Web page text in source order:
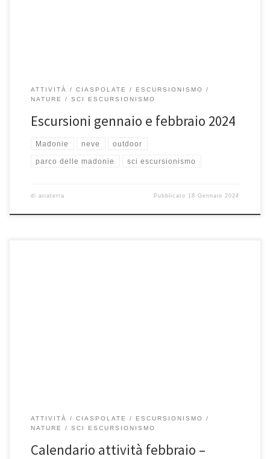
ATTIVITÀ CIASPOLATE
ESCURSIONISMO
NATURE
SCI ESCURSIONISMO
Escursioni gennaio e febbraio 2024
Madonie neve outdoor
parco delle madonie sci escursionismo
di ariaterra Pubblicato 18 Gennaio 2024
ATTIVITÀ CIASPOLATE
ESCURSIONISMO
NATURE
SCI ESCURSIONISMO
Calendario attività febbraio –